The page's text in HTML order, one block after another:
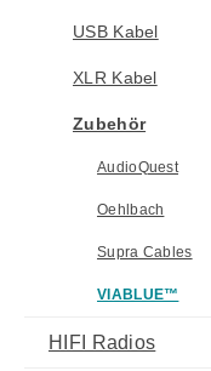
USB Kabel
XLR Kabel
Zubehör
AudioQuest
Oehlbach
Supra Cables
VIABLUE™
HIFI Radios